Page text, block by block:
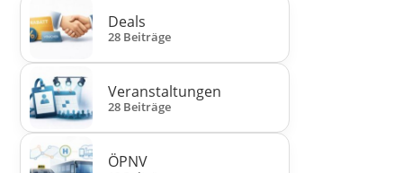
Deals
28 Beiträge
Veranstaltungen
28 Beiträge
ÖPNV